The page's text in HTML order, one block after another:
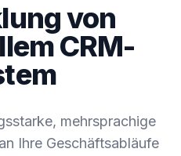
von
CRM-
mehrsprachige
Ihre Geschäftsabläufe